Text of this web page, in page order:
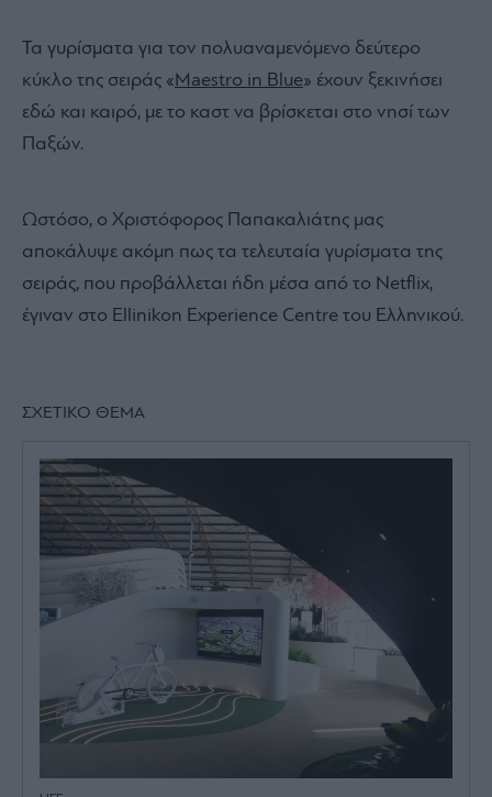
Τα γυρίσματα για τον πολυαναμενόμενο δεύτερο
κύκλο της σειράς «Maestro in Βlue» έχουν ξεκινήσει
εδώ και καιρό, με το καστ να βρίσκεται στο νησί των
Παξών.
Ωστόσο, ο Χριστόφορος Παπακαλιάτης μας
αποκάλυψε ακόμη πως τα τελευταία γυρίσματα της
σειράς, που προβάλλεται ήδη μέσα από το Netflix,
έγιναν στο Ellinikon Experience Centre του Ελληνικού.
ΣΧΕΤΙΚΟ ΘΕΜΑ